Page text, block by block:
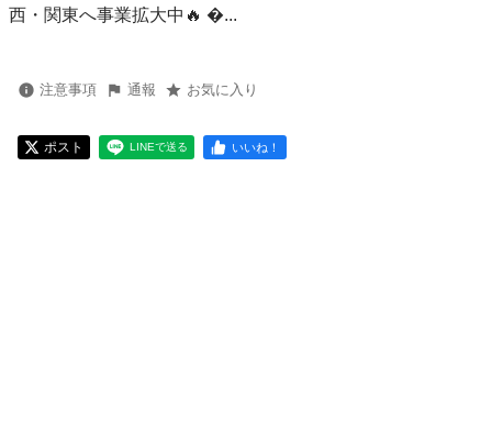
西・関東へ事業拡大中🔥 ...
注意事項 通報 お気に入り
ポスト LINEで送る いいね！